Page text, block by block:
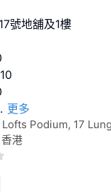
號地舖及1樓
更多
Podium, 17
港